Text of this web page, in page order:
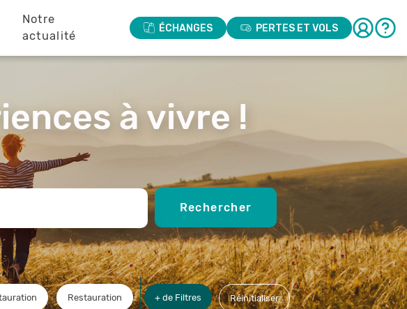
Notre
actualité
ÉCHANGES PERTES ET VOLS
à vivre !
Rechercher
Restauration + de Filtres Réinitialiser